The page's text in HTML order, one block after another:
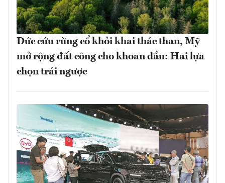
Đức cứu rừng cổ khỏi khai thác than, Mỹ
mở rộng đất công cho khoan dầu: Hai lựa
chọn trái ngược